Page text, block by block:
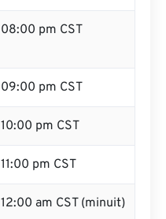
08:00 pm CST
09:00 pm CST
10:00 pm CST
11:00 pm CST
12:00 am CST (minuit)